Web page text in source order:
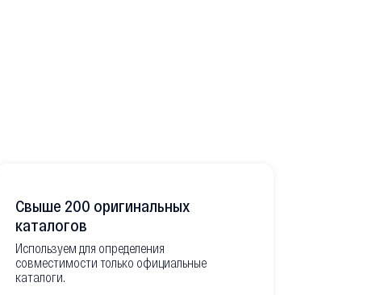
Свыше 200 оригинальных
каталогов
Используем для определения
совместимости только официальные
каталоги.